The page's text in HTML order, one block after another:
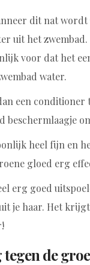
dit nat
uit het
voor dat het
water.
een
beschermlaagje
heel fijn en
gloed erg
erg goed
je haar. Het
de